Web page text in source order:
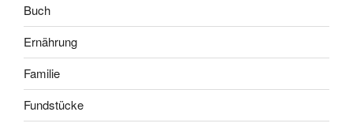
Buch
Ernährung
Familie
Fundstücke